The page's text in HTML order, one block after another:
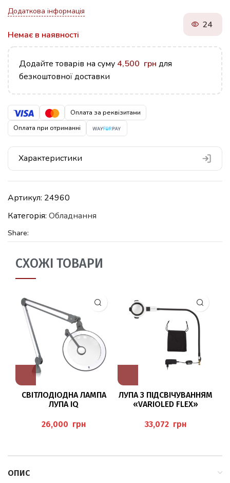
Додаткова інформація
Немає в наявності
24
Додайте товарів на суму 4,500 грн для
безкоштовної доставки
Оплата за реквізитами
Оплата при отриманні
Характеристики
Артикул: 24960
Категорія: Обладнання
Share:
СХОЖІ ТОВАРИ
СВІТЛОДІОДНА ЛАМПА
ЛУПА IQ
грн
ЛУПА З ПІДСВІЧУВАННЯМ
«VARIOLED FLEX»
грн
ОПИС